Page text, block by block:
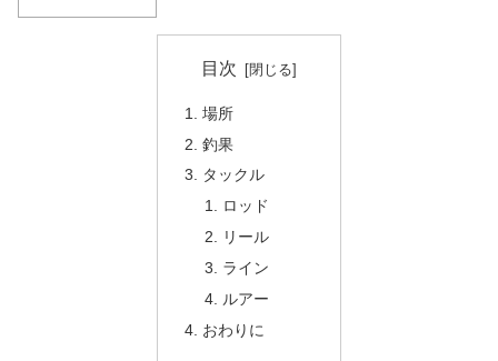
目次
場所
釣果
タックル
ロッド
リール
ライン
ルアー
おわりに